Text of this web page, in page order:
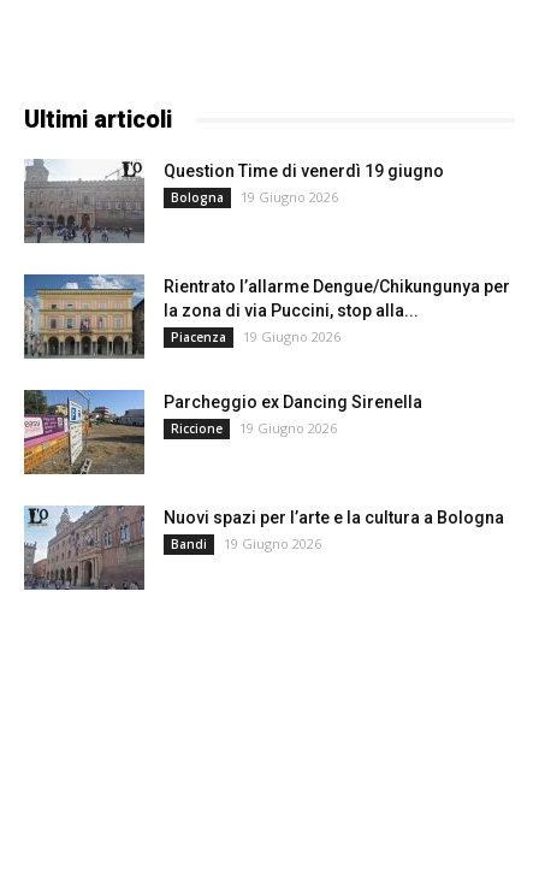
Ultimi articoli
Question Time di venerdì 19 giugno
Bologna 19 Giugno 2026
Rientrato l’allarme Dengue/Chikungunya per
la zona di via Puccini, stop alla...
Piacenza 19 Giugno 2026
Parcheggio ex Dancing Sirenella
Riccione 19 Giugno 2026
Nuovi spazi per l’arte e la cultura a Bologna
Bandi 19 Giugno 2026